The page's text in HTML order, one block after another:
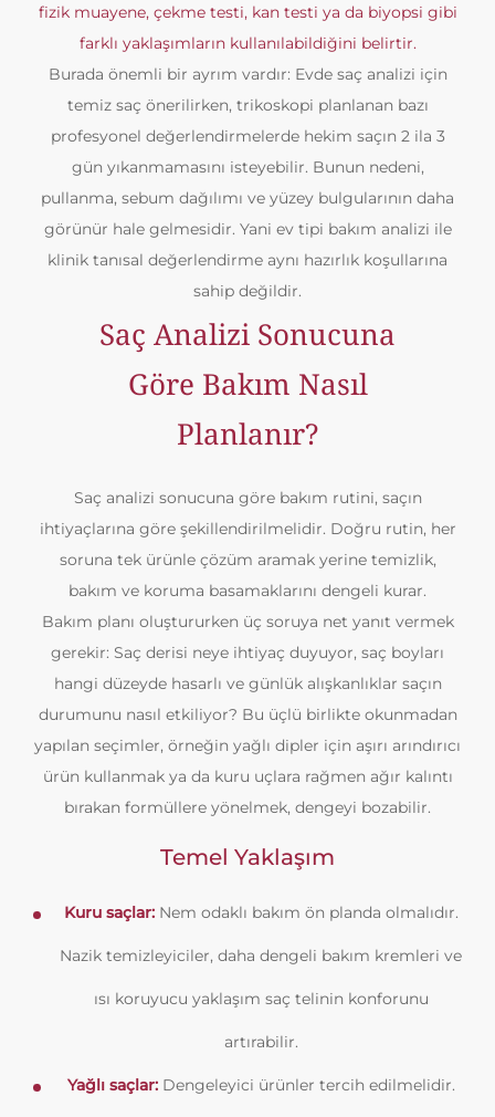
fizik muayene, çekme testi, kan testi ya da biyopsi gibi
farklı yaklaşımların kullanılabildiğini belirtir.
Burada önemli bir ayrım vardır: Evde saç analizi için
temiz saç önerilirken, trikoskopi planlanan bazı
profesyonel değerlendirmelerde hekim saçın 2 ila 3
gün yıkanmamasını isteyebilir. Bunun nedeni,
pullanma, sebum dağılımı ve yüzey bulgularının daha
görünür hale gelmesidir. Yani ev tipi bakım analizi ile
klinik tanısal değerlendirme aynı hazırlık koşullarına
sahip değildir.
Saç Analizi Sonucuna
Göre Bakım Nasıl
Planlanır?
Saç analizi sonucuna göre bakım rutini, saçın
ihtiyaçlarına göre şekillendirilmelidir. Doğru rutin, her
soruna tek ürünle çözüm aramak yerine temizlik,
bakım ve koruma basamaklarını dengeli kurar.
Bakım planı oluştururken üç soruya net yanıt vermek
gerekir: Saç derisi neye ihtiyaç duyuyor, saç boyları
hangi düzeyde hasarlı ve günlük alışkanlıklar saçın
durumunu nasıl etkiliyor? Bu üçlü birlikte okunmadan
yapılan seçimler, örneğin yağlı dipler için aşırı arındırıcı
ürün kullanmak ya da kuru uçlara rağmen ağır kalıntı
bırakan formüllere yönelmek, dengeyi bozabilir.
Temel Yaklaşım
Kuru saçlar:Nem odaklı bakım ön planda olmalıdır.
Nazik temizleyiciler, daha dengeli bakım kremleri ve
ısı koruyucu yaklaşım saç telinin konforunu
artırabilir.
Yağlı saçlar:Dengeleyici ürünler tercih edilmelidir.